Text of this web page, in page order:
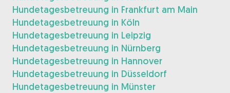
Hundetagesbetreuung in Frankfurt am Main
Hundetagesbetreuung in Köln
Hundetagesbetreuung in Leipzig
Hundetagesbetreuung in Nürnberg
Hundetagesbetreuung in Hannover
Hundetagesbetreuung in Düsseldorf
Hundetagesbetreuung in Münster